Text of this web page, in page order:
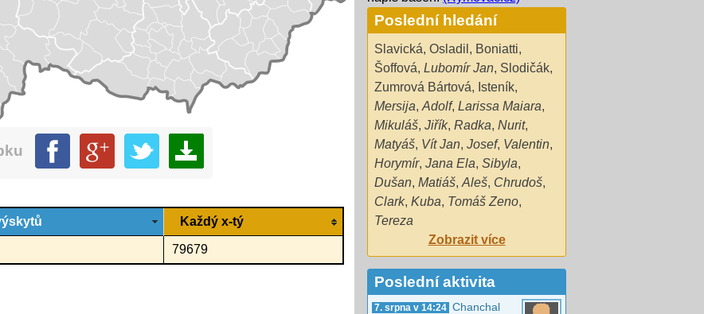
Každý x-tý
79679
Poslední hledání
Slavická, Osladil , Boniatti,
Šoffová, Lubomír Jan, Slodičák,
Zumrová Bártová, Isteník,
Mersija, Adolf, Larissa Maiara,
Mikuláš, Jiřík, Radka, Nurit,
Matyáš, Vít Jan, Josef, Valentin,
Horymír, Jana Ela, Sibyla,
Dušan, Matiáš, Aleš, Chrudoš,
Clark, Kuba, Tomáš Zeno,
Tereza
Zobrazit více
Poslední aktivita
7. srpna v 14:24 Chanchal